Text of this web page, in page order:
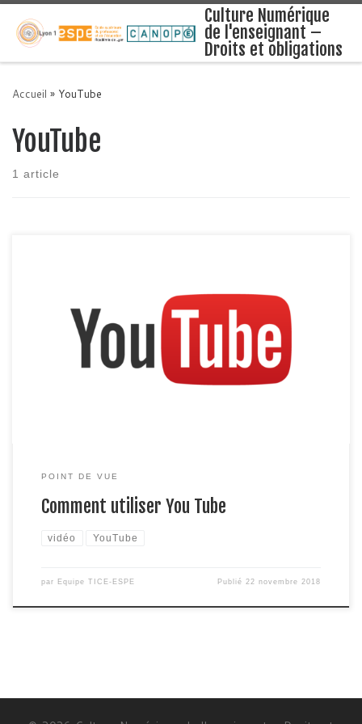
Culture Numérique
de l'enseignant –
Droits et obligations
Accueil » YouTube
YouTube
1 article
YouTube est une une plateforme d’hébergement de vidéos sur
laquelle les utilisateurs peuvent envoyer, évaluer, regarder,
commenter et partager des vidéos. Google est propriétaire de ce
service. Beaucoup d’enseignants sont utilisateurs dans un cadre
professionnel, la plateforme est devenue un […]
POINT DE VUE
Comment utiliser You Tube
vidéo YouTube
par Equipe TICE-ESPE Publié22 novembre 2018